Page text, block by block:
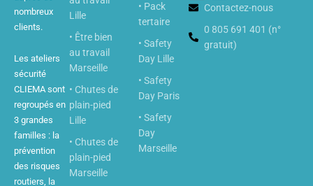
nombreux
clients.
Les ateliers
sécurité
CLIEMA sont
regroupés en
3 grandes
familles : la
prévention
des risques
routiers, la
Lille
• Être bien
au travail
Marseille
• Chutes de
plain-pied
Lille
• Chutes de
plain-pied
Marseille
• Pack
tertaire
• Safety
Day Lille
• Safety
Day Paris
• Safety
Day
Marseille
u
t
e
n
k
d
n
Contactez-nous
0 805 691 401 (n°
gratuit)